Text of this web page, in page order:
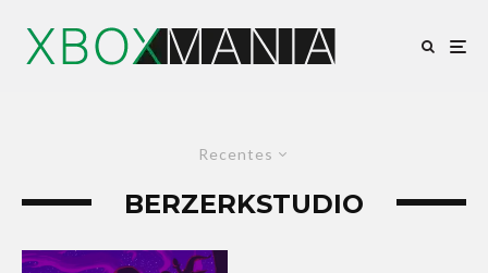
Recentes
BERZERKSTUDIO